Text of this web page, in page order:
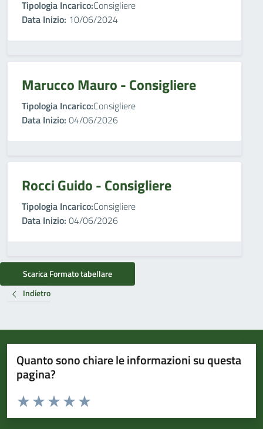
Tipologia Incarico:Consigliere
Data Inizio: 10/06/2024
Marucco Mauro - Consigliere
Tipologia Incarico:Consigliere
Data Inizio: 04/06/2026
Rocci Guido - Consigliere
Tipologia Incarico:Consigliere
Data Inizio: 04/06/2026
Scarica Formato tabellare
Indietro
Quanto sono chiare le informazioni su questa
pagina?
Valuta da 1 a 5 stelle la pagina
Valuta 5 stelle su 5
Valuta 4 stelle su 5
Valuta 3 stelle su 5
Valuta 2 stelle su 5
Valuta 1 stelle su 5